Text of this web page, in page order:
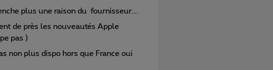
plus une raison du fournisseur….
de près les nouveautés Apple
pas )
non plus dispo hors que France oui